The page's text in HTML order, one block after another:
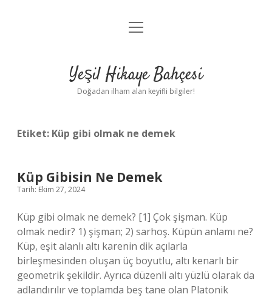
Anasayfa
Yasal Uyarı
menüyü
Yeşil Hikaye Bahçesi
Doğadan ilham alan keyifli bilgiler!
Etiket: Küp gibi olmak ne demek
Küp Gibisin Ne Demek
Tarih: Ekim 27, 2024
Küp gibi olmak ne demek? [1] Çok şişman. Küp
olmak nedir? 1) şişman; 2) sarhoş. Küpün anlamı ne?
Küp, eşit alanlı altı karenin dik açılarla
birleşmesinden oluşan üç boyutlu, altı kenarlı bir
geometrik şekildir. Ayrıca düzenli altı yüzlü olarak da
adlandırılır ve toplamda beş tane olan Platonik